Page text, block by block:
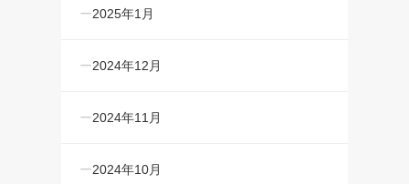
2025年1月
2024年12月
2024年11月
2024年10月